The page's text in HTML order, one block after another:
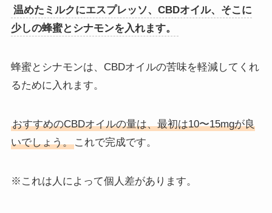
温めたミルクにエスプレッソ、CBDオイル、そこに
少しの蜂蜜とシナモンを入れます。
蜂蜜とシナモンは、CBDオイルの苦味を軽減してくれ
るために入れます。
おすすめのCBDオイルの量は、最初は10〜15mgが良
いでしょう。これで完成です。
※これは人によって個人差があります。